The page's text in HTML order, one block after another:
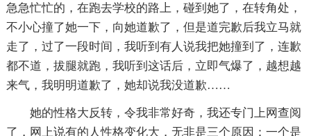
急急忙忙的，在跑去学校的路上，碰到她了，在转角处，
不小心撞了她一下，向她道歉了，但是道完歉后我立马就
走了，过了一段时间，我听到有人说我把她撞到了，连歉
都不道，拔腿就跑，我听到这话后，立即气爆了，越想越
来气，我明明道歉了，她却说我没道歉……
她的性格大反转，令我非常好奇，我还专门上网查阅
了，网上说有的人性格变化大，无非是三个原因：一个是